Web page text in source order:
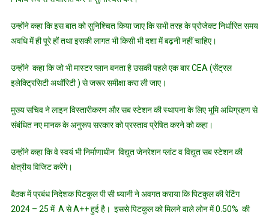
के
ही
–
उन्होंने कहा कि इस बात को सुनिश्चित किया जाए कि सभी तरह के प्रोजेक्ट निर्धारित समय
अवधि में ही पूरे हों तथा इसकी लागत भी किसी भी दशा में बढ़नी नहीं चाहिए।
उन्होंने कहा कि जो भी मास्टर प्लान बनता है उसकी पहले एक बार CEA (सेंट्रल
इलेक्ट्रिसिटी अथॉरिटी ) से जरूर समीक्षा करा ली जाए।
मुख्य सचिव ने लाइन विस्तारीकरण और सब स्टेशन की स्थापना के लिए भूमि अधिग्रहण से
संबंधित नए मानक के अनुरूप सरकार को प्रस्ताव प्रेषित करने को कहा।
उन्होंने कहा कि वे स्वयं भी निर्माणाधीन विद्युत जेनरेशन प्लांट व विद्युत सब स्टेशन की
क्षेत्रीय विजिट करेंगे।
बैठक में प्रबंध निदेशक पिटकुल पी सी ध्यानी ने अवगत कराया कि पिटकुल की रेटिंग
2024 – 25 में A से A++ हुई है। इससे पिटकुल को मिलने वाले लोन में 0.50% की